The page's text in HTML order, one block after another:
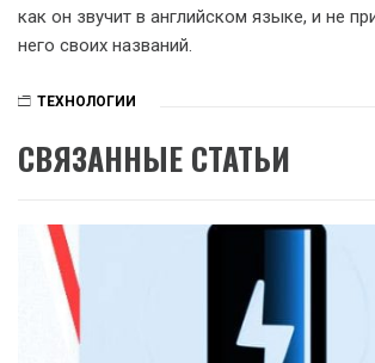
как он звучит в английском языке, и не
него своих названий.
ТЕХНОЛОГИИ
СВЯЗАННЫЕ СТАТЬИ